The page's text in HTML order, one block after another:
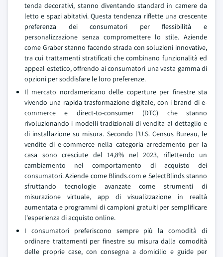
tenda decorativi, stanno diventando standard in camere da
letto e spazi abitativi. Questa tendenza riflette una crescente
preferenza dei consumatori per flessibilità e
personalizzazione senza compromettere lo stile. Aziende
come Graber stanno facendo strada con soluzioni innovative,
tra cui trattamenti stratificati che combinano funzionalità ed
appeal estetico, offrendo ai consumatori una vasta gamma di
opzioni per soddisfare le loro preferenze.
Il mercato nordamericano delle coperture per finestre sta
vivendo una rapida trasformazione digitale, con i brand di e-
commerce e direct-to-consumer (DTC) che stanno
rivoluzionando i modelli tradizionali di vendita al dettaglio e
di installazione su misura. Secondo l'U.S. Census Bureau, le
vendite di e-commerce nella categoria arredamento per la
casa sono cresciute del 14,8% nel 2023, riflettendo un
cambiamento nel comportamento di acquisto dei
consumatori. Aziende come Blinds.com e SelectBlinds stanno
sfruttando tecnologie avanzate come strumenti di
misurazione virtuale, app di visualizzazione in realtà
aumentata e programmi di campioni gratuiti per semplificare
l'esperienza di acquisto online.
I consumatori preferiscono sempre più la comodità di
ordinare trattamenti per finestre su misura dalla comodità
delle proprie case, con consegna a domicilio e guide per